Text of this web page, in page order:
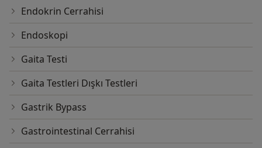
Endokrin Cerrahisi
Endoskopi
Gaita Testi
Gaita Testleri Dışkı Testleri
Gastrik Bypass
Gastrointestinal Cerrahisi